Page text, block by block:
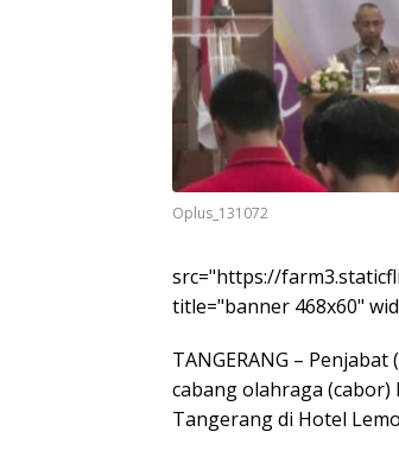
Oplus_131072
src="https://
title="banner 468x60"
TANGERANG –
cabang olahraga (cabor)
Tangerang di Hotel